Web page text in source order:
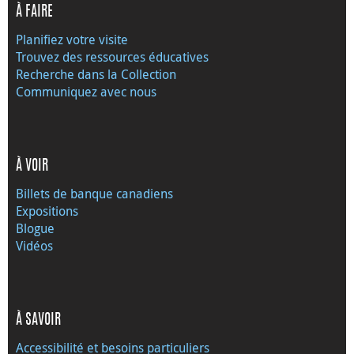
À FAIRE
Planifiez votre visite
Trouvez des ressources éducatives
Recherche dans la Collection
Communiquez avec nous
À VOIR
Billets de banque canadiens
Expositions
Blogue
Vidéos
À SAVOIR
Accessibilité et besoins particuliers